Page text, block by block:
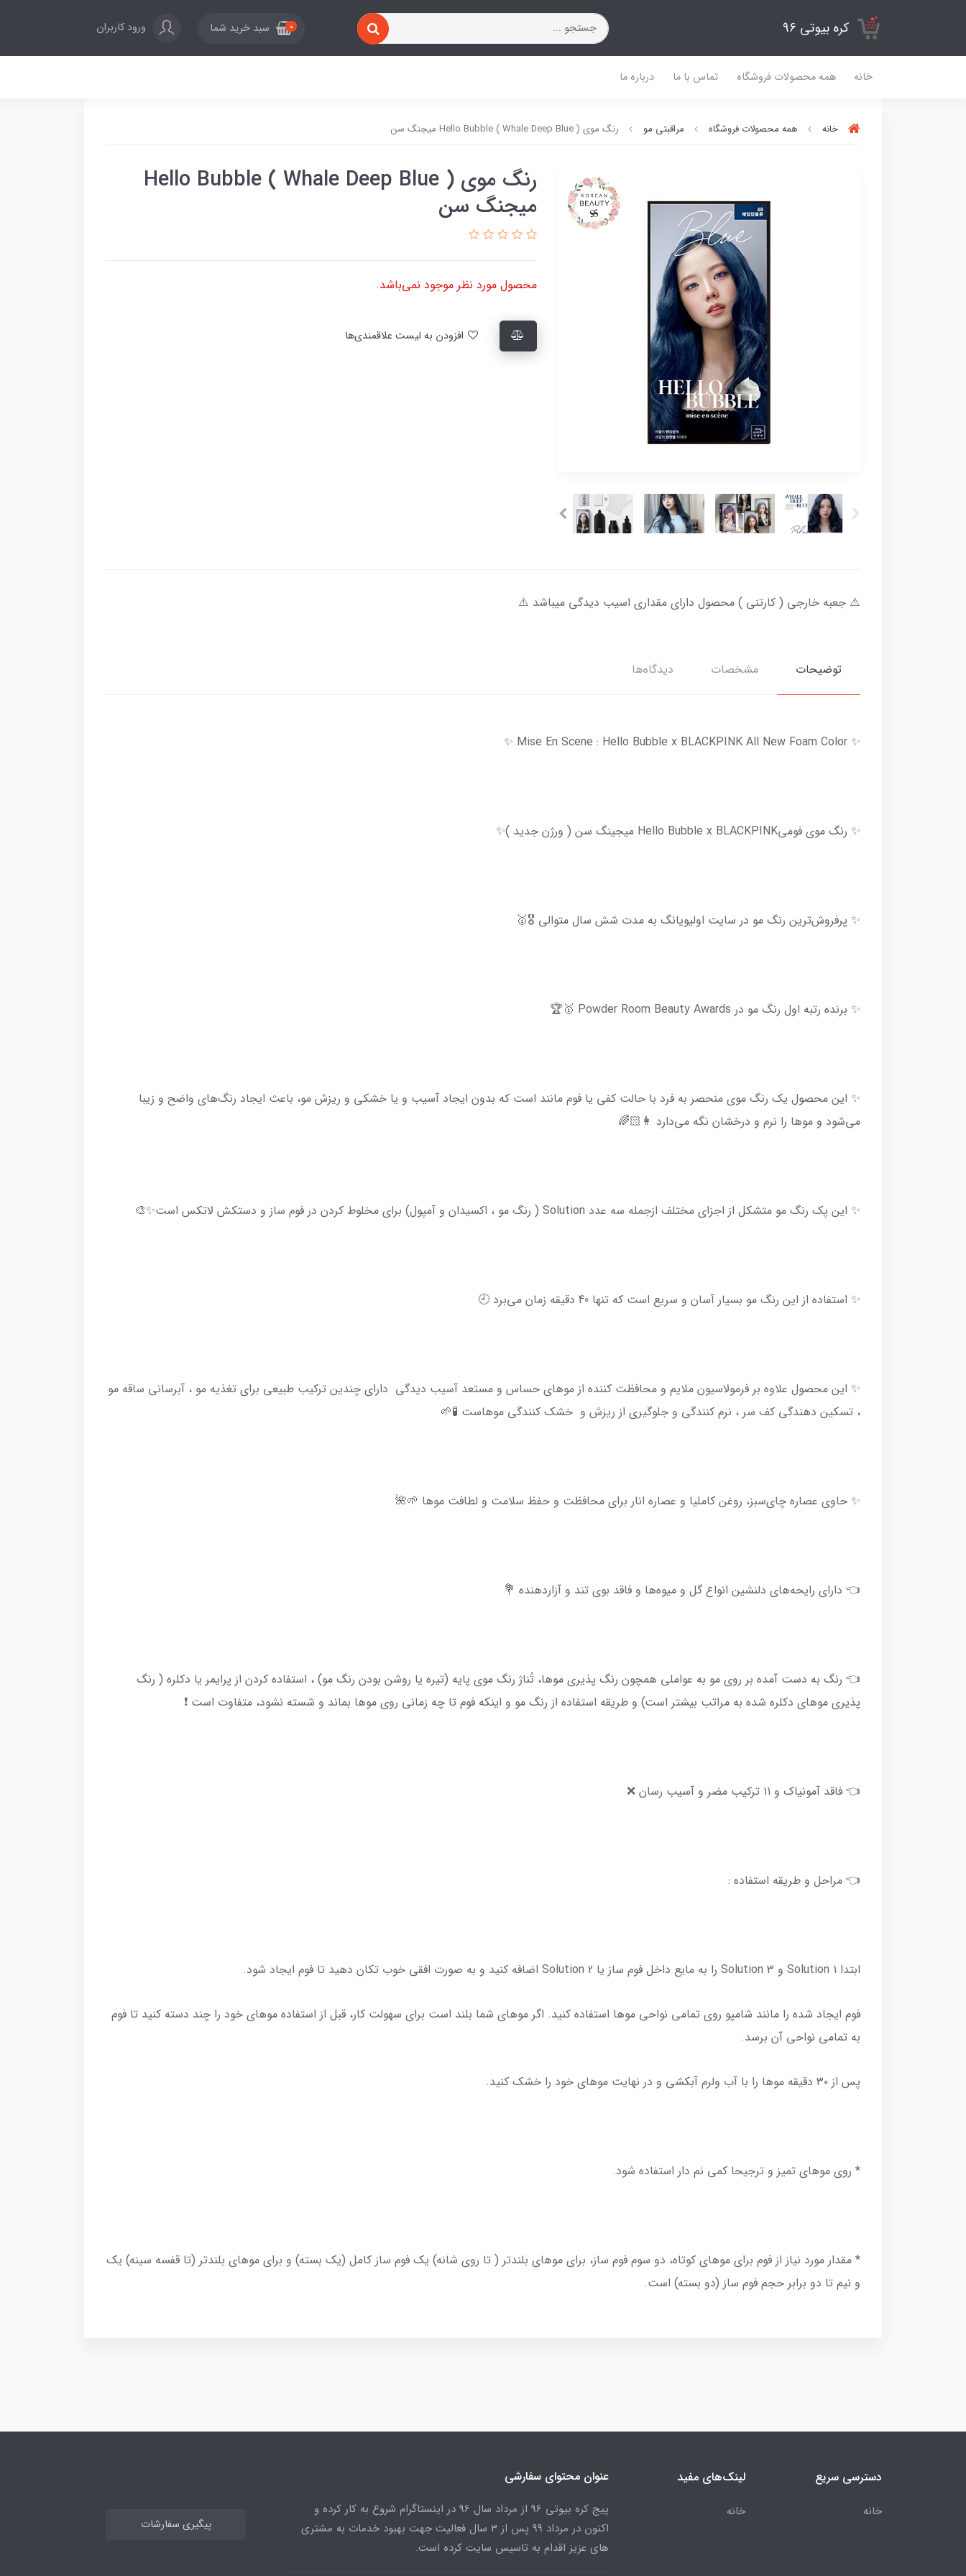
کره بیوتی 96 0 سبد خرید شما ورود کاربران
خانه همه محصولات فروشگاه تماس با ما درباره ما
خانه همه محصولات فروشگاه مراقبتی مو رنگ موی ( Hello Bubble ( Whale Deep Blue میجنگ سن
رنگ موی ( Hello Bubble ( Whale Deep Blue
میجنگ سن
محصول مورد نظر موجود نمی‌باشد.
⚠️ جعبه خارجی ( کارتنی ) محصول دارای مقداری اسیب دیدگی میباشد ⚠️
توضیحات مشخصات دیدگاه‌ها
✨ Mise En Scene : Hello Bubble x BLACKPINK All New Foam Color ✨
✨ رنگ موی فومیHello Bubble x BLACKPINK میجینگ سن ( ورژن جدید )✨
✨ پرفروش‌ترین رنگ مو در سایت اولیویانگ به مدت شش سال متوالی 🎖🥇
✨ برنده رتبه اول رنگ مو در Powder Room Beauty Awards 🥇🏆
✨ این محصول یک رنگ موی منحصر به فرد با حالت کفی یا فوم مانند است که بدون ایجاد آسیب و یا خشکی و ریزش مو، باعث ایجاد رنگ‌های واضح و زیبا
می‌شود و موها را نرم و درخشان نگه می‌دارد 👩🏻🌈
✨ این پک رنگ مو متشکل از اجزای مختلف ازجمله سه عدد Solution ( رنگ مو ، اکسیدان و آمپول) برای مخلوط کردن در فوم ساز و دستکش لاتکس است✨🎨
✨ استفاده از این رنگ مو بسیار آسان و سریع است که تنها 40 دقیقه زمان می‌برد 🕘
✨ این محصول علاوه بر فرمولاسیون ملایم و محافظت کننده از موهای حساس و مستعد آسیب دیدگی دارای چندین ترکیب طبیعی برای تغذیه مو ، آبرسانی ساقه مو
، تسکین دهندگی کف سر ، نرم کنندگی و جلوگیری از ریزش و خشک کنندگی موهاست 🧪🌱
✨ حاوی عصاره چای‌سبز، روغن کاملیا و عصاره انار برای محافظت و حفظ سلامت و لطافت موها 🌱🌺
👈 دارای رایحه‌های دلنشین انواع گل و میوه‌ها و فاقد بوی تند و آزاردهنده 💐
👈 رنگ به دست آمده بر روی مو به عواملی همچون رنگ پذیری موها، تُناژ رنگ موی پایه (تیره یا روشن بودن رنگ مو) ، استفاده کردن از پرایمر یا دکلره ( رنگ
پذیری موهای دکلره شده به مراتب بیشتر است) و طریقه استفاده از رنگ مو و اینکه فوم تا چه زمانی روی موها بماند و شسته نشود، متفاوت است ❗️
👈 فاقد آمونیاک و ۱۱ ترکیب مضر و آسیب رسان ❌
👈 مراحل و طریقه استفاده :
ابتدا Solution 1 و Solution 3 را به مایع داخل فوم ساز یا Solution 2 اضافه کنید و به صورت افقی خوب تکان دهید تا فوم ایجاد شود.
فوم ایجاد شده را مانند شامپو روی تمامی نواحی موها استفاده کنید. اگر موهای شما بلند است برای سهولت کار، قبل از استفاده موهای خود را چند دسته کنید تا فوم
به تمامی نواحی آن برسد.
پس از ۳۰ دقیقه موها را با آب ولرم آبکشی و در نهایت موهای خود را خشک کنید.
* روی موهای تمیز و ترجیحا کمی نم دار استفاده شود.
* مقدار مورد نیاز از فوم برای موهای کوتاه، دو سوم فوم ساز، برای موهای بلندتر ( تا روی شانه) یک فوم ساز کامل (یک بسته) و برای موهای بلند‌تر (تا قفسه سینه) یک
و نیم تا دو برابر حجم فوم ساز (دو بسته) است.
دسترسی سریع
خانه
لینک‌های مفید
خانه
عنوان محتوای سفارشی
پیج کره بیوتی 96 از مرداد سال 96 در اینستاگرام شروع به کار کرده و
اکنون در مرداد 99 پس از 3 سال فعالیت جهت بهبود خدمات به مشتری
های عزیز اقدام به تاسیس سایت کرده است.
پیگیری سفارشات